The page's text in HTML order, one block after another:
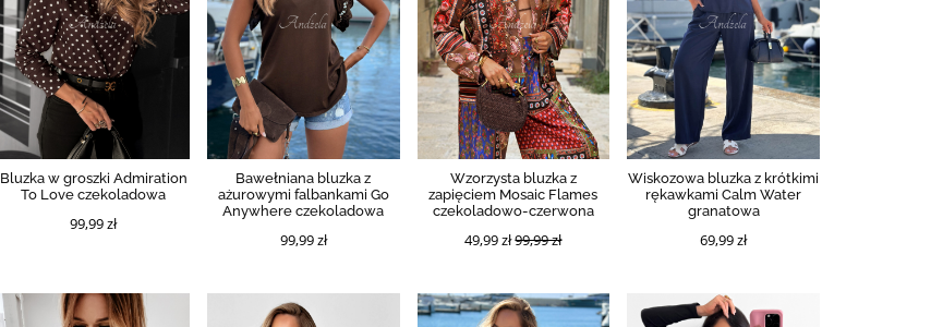
Bluzka w groszki Admiration
To Love czekoladowa
99,99 zł
Bawełniana bluzka z
ażurowymi falbankami Go
Anywhere czekoladowa
99,99 zł
Wzorzysta bluzka z
zapięciem Mosaic Flames
czekoladowo-czerwona
49,99 zł99,99 zł
Wiskozowa bluzka z krótkimi
rękawkami Calm Water
granatowa
69,99 zł